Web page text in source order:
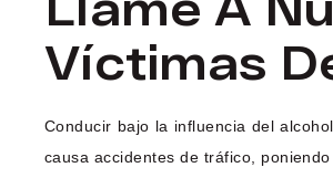
Víctimas
Conducir bajo la influencia del
causa accidentes de tráfico,